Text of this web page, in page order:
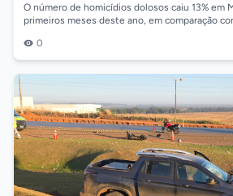
O número de homicídios dolosos caiu 13% em
primeiros meses deste ano, em comparação
0